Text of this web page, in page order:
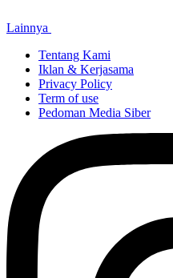
Lainnya
Tentang Kami
Iklan & Kerjasama
Privacy Policy
Term of use
Pedoman Media Siber